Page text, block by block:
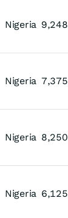
Nigeria 9,248
Nigeria 7,375
Nigeria 8,250
Nigeria 6,125